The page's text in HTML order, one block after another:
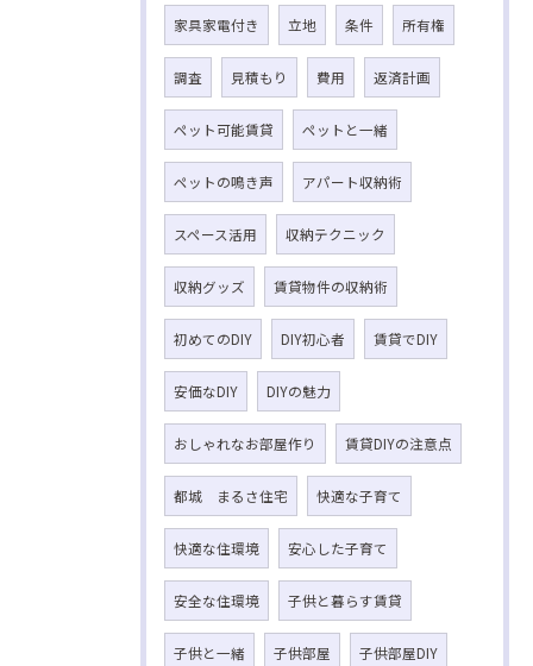
家具家電付き 立地 条件 所有権
調査 見積もり 費用 返済計画
ペット可能賃貸 ペットと一緒
ペットの鳴き声 アパート収納術
スペース活用 収納テクニック
収納グッズ 賃貸物件の収納術
初めてのDIY DIY初心者 賃貸でDIY
安価なDIY DIYの魅力
おしゃれなお部屋作り 賃貸DIYの注意点
都城 まるさ住宅 快適な子育て
快適な住環境 安心した子育て
安全な住環境 子供と暮らす賃貸
子供と一緒 子供部屋 子供部屋DIY